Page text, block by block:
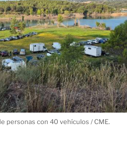
personas con 40 vehículos / CME.